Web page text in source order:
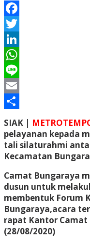
Facebook
Twitter
LinkedIn
WhatsApp
Line
Email
Share
SIAK |
pelayanan kepada
tali silaturahmi
Kecamatan
Camat Bungaraya
dusun untuk
membentuk Forum
Bungaraya,acara
rapat Kantor Camat
(28/08/2020)